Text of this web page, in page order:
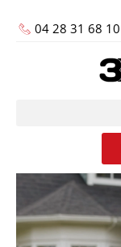
04 28 31 68 10